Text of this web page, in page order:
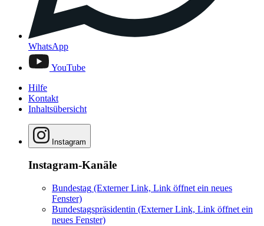
WhatsApp
YouTube
Hilfe
Kontakt
Inhaltsübersicht
Instagram
Instagram-Kanäle
Bundestag (Externer Link, Link öffnet ein neues
Fenster)
Bundestagspräsidentin (Externer Link, Link öffnet ein
neues Fenster)